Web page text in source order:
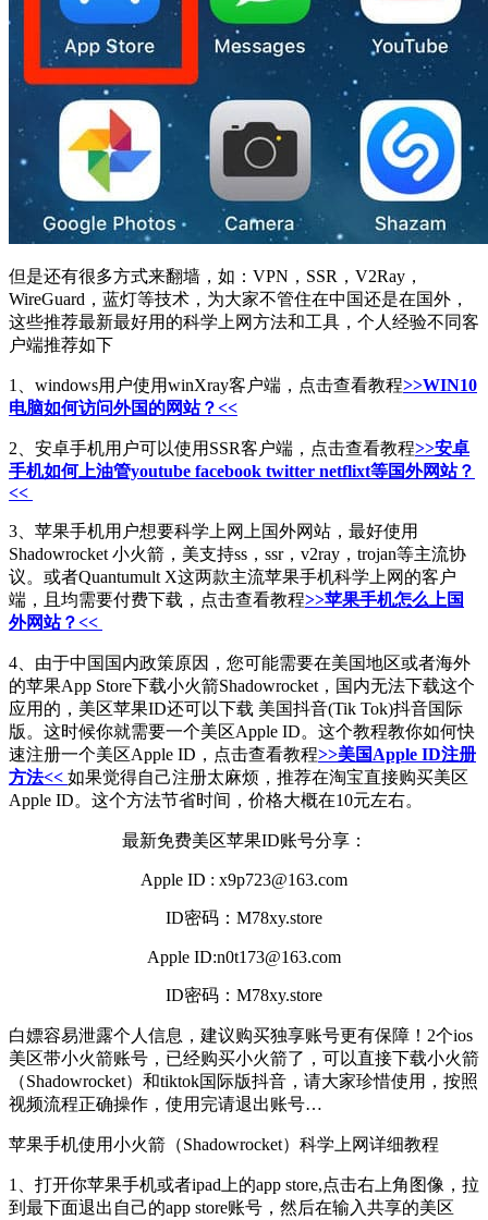
但是还有很多方式来翻墙，如：VPN，SSR，V2Ray，
WireGuard，蓝灯等技术，为大家不管住在中国还是在国外，
这些推荐最新最好用的科学上网方法和工具，个人经验不同客
户端推荐如下
1、windows用户使用winXray客户端，点击查看教程>>WIN10
电脑如何访问外国的网站？<<
2、安卓手机用户可以使用SSR客户端，点击查看教程>>安卓
手机如何上油管youtube facebook twitter netflixt等国外网站？
<<
3、苹果手机用户想要科学上网上国外网站，最好使用
Shadowrocket 小火箭，美支持ss，ssr，v2ray，trojan等主流协
议。或者Quantumult X这两款主流苹果手机科学上网的客户
端，且均需要付费下载，点击查看教程>>苹果手机怎么上国
外网站？<<
4、由于中国国内政策原因，您可能需要在美国地区或者海外
的苹果App Store下载小火箭Shadowrocket，国内无法下载这个
应用的，美区苹果ID还可以下载 美国抖音(Tik Tok)抖音国际
版。这时候你就需要一个美区Apple ID。这个教程教你如何快
速注册一个美区Apple ID，点击查看教程>>美国Apple ID注册
方法<< 如果觉得自己注册太麻烦，推荐在淘宝直接购买美区
Apple ID。这个方法节省时间，价格大概在10元左右。
最新免费美区苹果ID账号分享：
Apple ID : x9p723@163.com
ID密码：M78xy.store
Apple ID:n0t173@163.com
ID密码：M78xy.store
白嫖容易泄露个人信息，建议购买独享账号更有保障！2个ios
美区带小火箭账号，已经购买小火箭了，可以直接下载小火箭
（Shadowrocket）和tiktok国际版抖音，请大家珍惜使用，按照
视频流程正确操作，使用完请退出账号…
苹果手机使用小火箭（Shadowrocket）科学上网详细教程
1、打开你苹果手机或者ipad上的app store,点击右上角图像，拉
到最下面退出自己的app store账号，然后在输入共享的美区